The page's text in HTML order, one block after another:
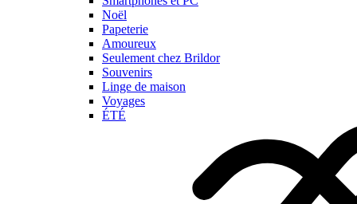
Noël
Papeterie
Amoureux
Seulement chez Brildor
Souvenirs
Linge de maison
Voyages
ÉTÉ